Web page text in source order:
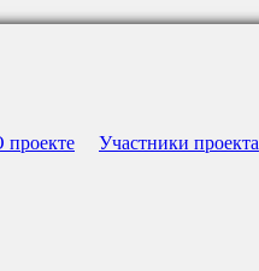
проекте Участники проекта